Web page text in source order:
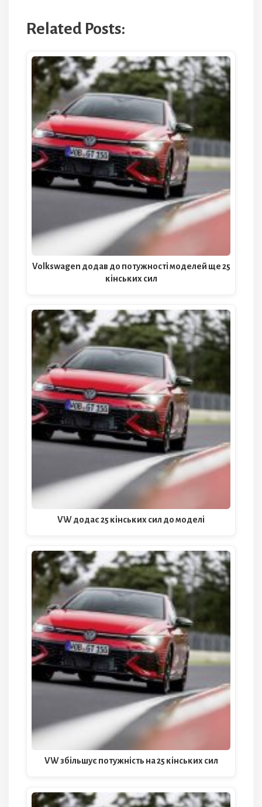
Related Posts:
Volkswagen додав до потужності моделей ще 25
кінських сил
VW додає 25 кінських сил до моделі
VW збільшує потужність на 25 кінських сил